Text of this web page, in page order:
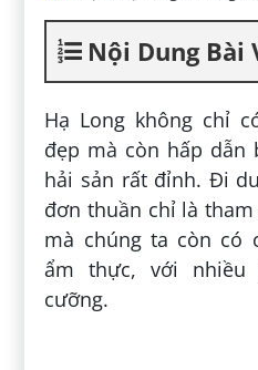
Nội Dung Bài
Hạ Long không chỉ
đẹp mà còn hấp
hải sản rất đỉnh. Đi
đơn thuần chỉ là
mà chúng ta còn có
ẩm thực, với
cưỡng.